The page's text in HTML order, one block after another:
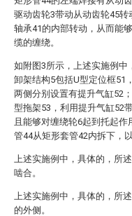
驱动齿轮3带动从动齿轮45
轴承41的内部转动，从而能
缆的缠绕。
如附图3所示，上述实施例
卸架结构5包括U型定位框51
两侧分别设置有提升气缸52
型拖架53，利用提升气缸52
且能够对缠绕轮6起到托起
管44从矩形套管42内拆下，
上述实施例中，具体的，所
啮合。
上述实施例中，具体的，所
的外侧。